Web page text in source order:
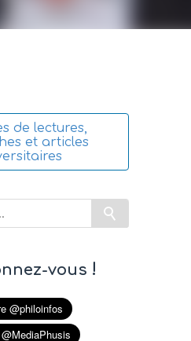
de lectures,
et articles
vous !